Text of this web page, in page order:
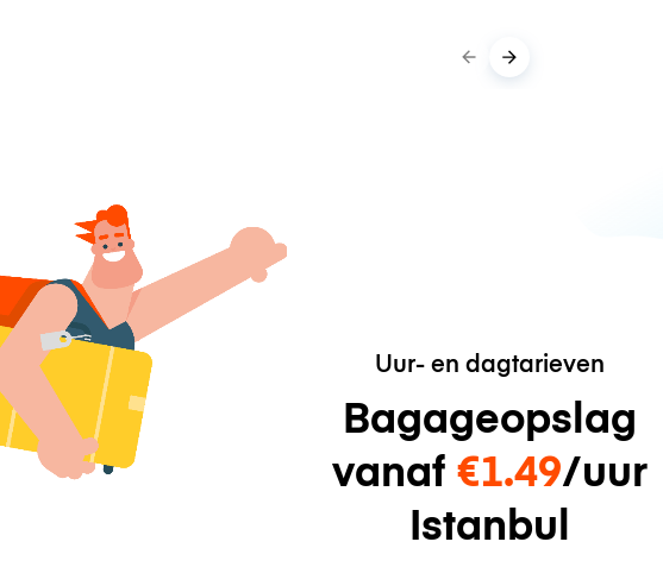
Uur- en dagtarieven
Bagageopslag
vanaf €1.49/uur
Istanbul